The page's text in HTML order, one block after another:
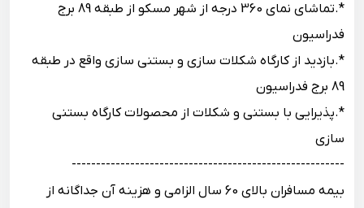
*.تماشای نمای 360 درجه از شهر مسکو از طبقه 89 برج
فدراسیون
*.بازدید از کارگاه شکلات سازی و بستنی سازی واقع در طبقه
89 برج فدراسیون
*.پذیرایی با بستنی و شکلات از محصولات کارگاه بستنی
سازی
--------------------------------------------------------
بیمه مسافران بالای 60 سال الزامی و هزینه آن جداگانه از